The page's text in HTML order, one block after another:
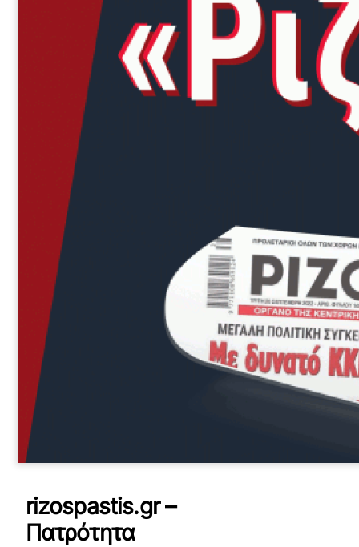
rizospastis.gr –
Πατρότητα